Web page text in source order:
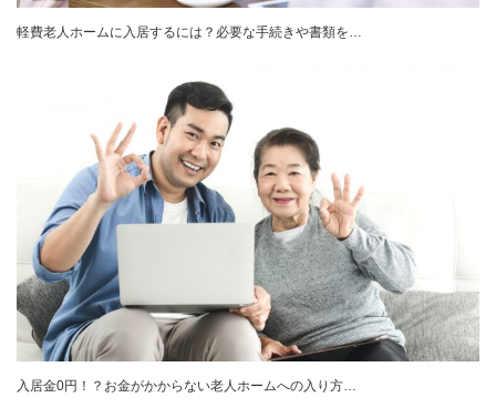
軽費老人ホームに入居するには？必要な手続きや書類を…
入居金0円！？お金がかからない老人ホームへの入り方…